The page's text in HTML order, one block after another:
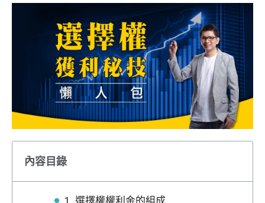
內容目錄
1. 選擇權權利金的組成